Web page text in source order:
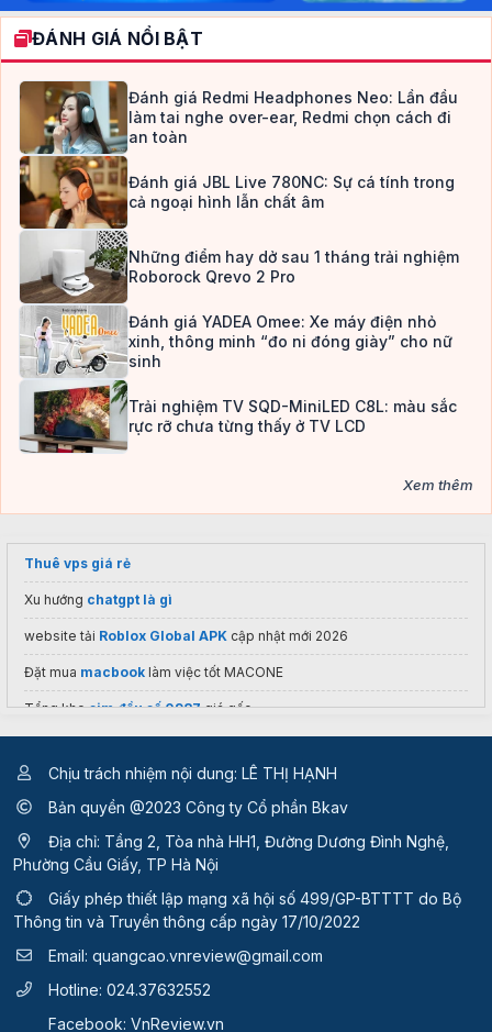
ĐÁNH GIÁ NỔI BẬT
Đánh giá Redmi Headphones Neo: Lần đầu
làm tai nghe over-ear, Redmi chọn cách đi
an toàn
Đánh giá JBL Live 780NC: Sự cá tính trong
cả ngoại hình lẫn chất âm
Những điểm hay dở sau 1 tháng trải nghiệm
Roborock Qrevo 2 Pro
Đánh giá YADEA Omee: Xe máy điện nhỏ
xinh, thông minh “đo ni đóng giày” cho nữ
sinh
Trải nghiệm TV SQD-MiniLED C8L: màu sắc
rực rỡ chưa từng thấy ở TV LCD
Xem thêm
Thuê vps giá rẻ
Xu hướng chatgpt là gì
website tải Roblox Global APK cập nhật mới 2026
Đặt mua macbook làm việc tốt MACONE
Tổng khosim đầu số 0987giá gốc
Chịu trách nhiệm nội dung: LÊ THỊ HẠNH
Bản quyền @2023 Công ty Cổ phần Bkav
Địa chỉ: Tầng 2, Tòa nhà HH1, Đường Dương Đình Nghệ,
Phường Cầu Giấy, TP Hà Nội
Giấy phép thiết lập mạng xã hội số 499/GP-BTTTT do Bộ
Thông tin và Truyền thông cấp ngày 17/10/2022
Email: quangcao.vnreview@gmail.com
Hotline: 024.37632552
Facebook: VnReview.vn